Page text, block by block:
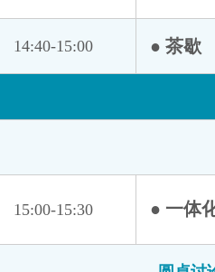
14:40-15:00 ● 茶歇
15:00-15:30 ● 一体
南华期货股份有限
宁波富德能源有限
上海中泰多经国际贸易有
石家庄庆华新材料科技